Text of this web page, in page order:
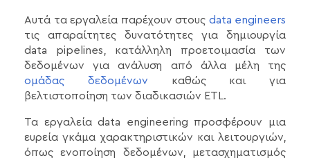
Αυτά τα εργαλεία παρέχουν στους data engineers
τις απαραίτητες δυνατότητες για δημιουργία
data pipelines, κατάλληλη προετοιμασία των
δεδομένων για ανάλυση από άλλα μέλη της
ομάδας δεδομένων καθώς και για
βελτιστοποίηση των διαδικασιών ETL.
Τα εργαλεία data engineering προσφέρουν μια
ευρεία γκάμα χαρακτηριστικών και λειτουργιών,
όπως ενοποίηση δεδομένων, μετασχηματισμός